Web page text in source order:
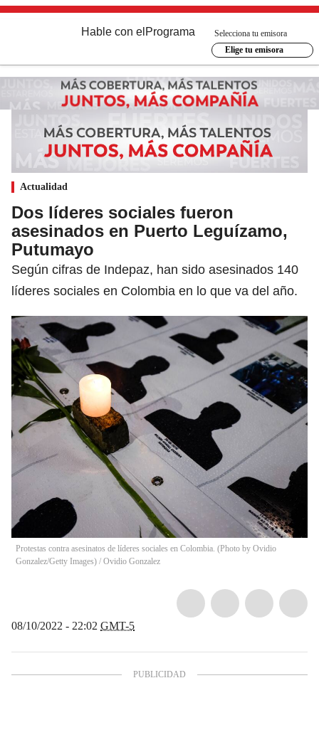
Hable con el Programa
Selecciona tu emisora
Elige tu emisora
Actualidad
Dos líderes sociales fueron
asesinados en Puerto Leguízamo,
Putumayo
Según cifras de Indepaz, han sido asesinados 140
líderes sociales en Colombia en lo que va del año.
Protestas contra asesinatos de líderes sociales en Colombia. (Photo by Ovidio
Gonzalez/Getty Images) / Ovidio Gonzalez
08/10/2022 - 22:02 GMT-5